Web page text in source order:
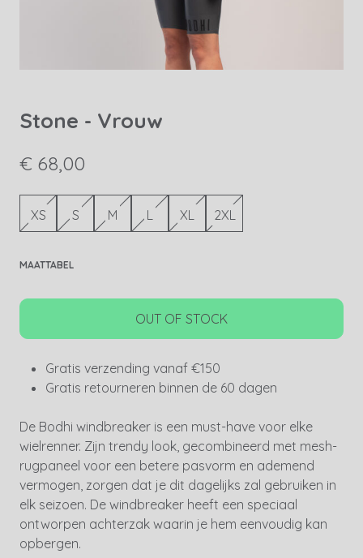
Stone - Vrouw
€ 68,00
XS S M L XL 2XL
MAATTABEL
OUT OF STOCK
Gratis verzending vanaf €150
Gratis retourneren binnen de 60 dagen
De Bodhi windbreaker is een must-have voor elke
wielrenner. Zijn trendy look, gecombineerd met mesh-
rugpaneel voor een betere pasvorm en ademend
vermogen, zorgen dat je dit dagelijks zal gebruiken in
elk seizoen. De windbreaker heeft een speciaal
ontworpen achterzak waarin je hem eenvoudig kan
opbergen.